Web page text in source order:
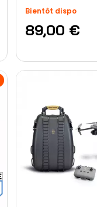
Bientôt dispo
89,00 €